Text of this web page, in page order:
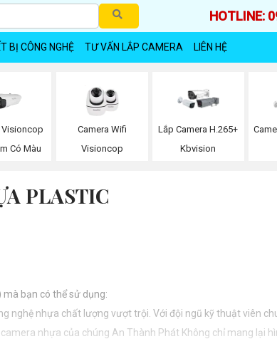
HOTLINE:
BỊ CÔNG NGHỆ TƯ VẤN LẮP CAMERA LIÊN HỆ
Visioncop
Có Màu
Camera Wifi
Visioncop
Lắp Camera H.265+
Kbvision
PLASTIC
bạn có thể sử dụng:
nghệ nhựa chất lượng vượt trội. Với đội ngũ kỹ thuật viên
nhựa của chúng An Thành Phát Không chỉ mang lại